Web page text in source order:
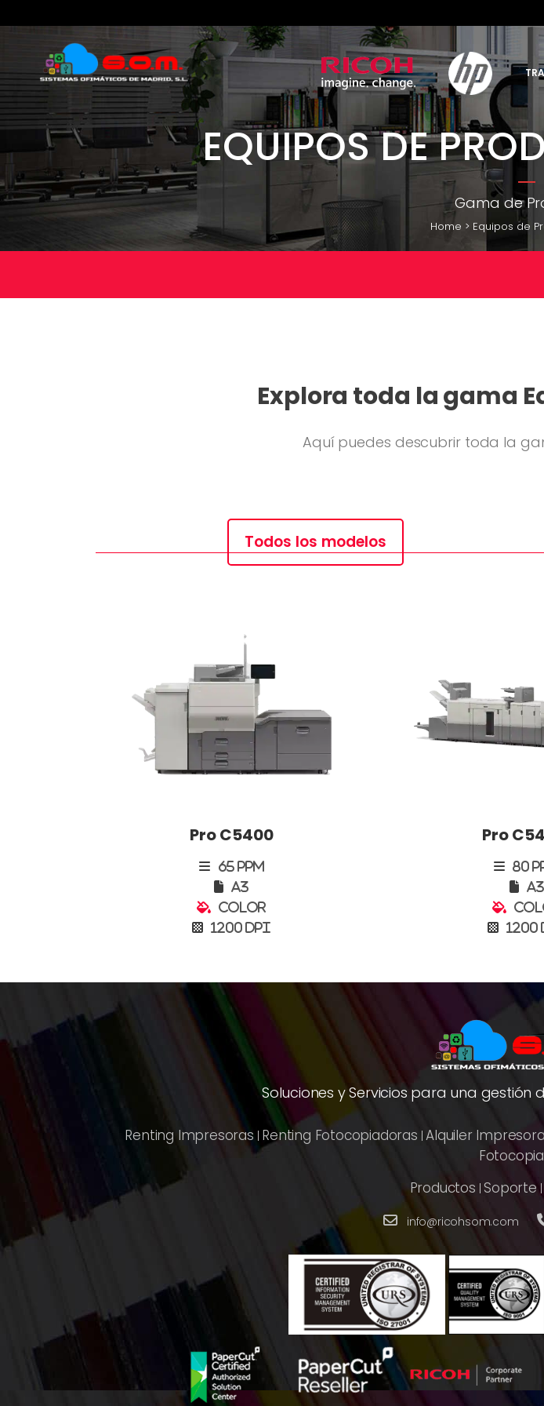
EQUIPOS DE
Gama de
Home > Equipos de
Explora toda la gama
Aquí puedes descubrir toda la
Todos los modelos
Pro C5400
65 PPM
A3
Color
1200 DPI
Pro
80
A3
1200
Soluciones y Servicios para una
Renting Impresoras Renting Fotocopiadoras |Alquiler
Productos |Soporte|
info@ricohsom.com